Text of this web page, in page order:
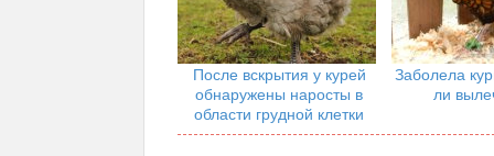
После вскрытия у курей
обнаружены наросты в
области грудной клетки
Заболела
ли